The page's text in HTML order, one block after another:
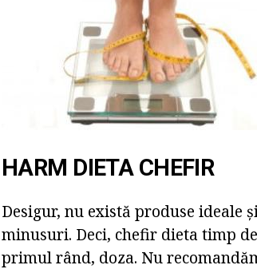
HARM DIETA CHEFIR
Desigur, nu există produse ideale
minusuri. Deci, chefir dieta timp
primul rând, doza. Nu